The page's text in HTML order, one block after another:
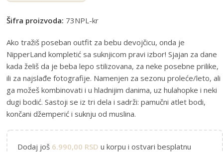
Šifra proizvoda: 73NPL-kr
Ako tražiš poseban outfit za bebu devojčicu, onda je
NipperLand kompletić sa suknjicom pravi izbor! Sjajan za dane
kada želiš da je beba lepo stilizovana, za neke posebne prilike,
ili za najslađe fotografije. Namenjen za sezonu proleće/leto, ali
ga možeš kombinovati i u hladnijim danima, uz hulahopke i neki
dugi bodić. Sastoji se iz tri dela i sadrži: pamučni atlet bodi,
končani džemperić i suknju od muslina.
Dodaj još 6.990,00 RSD u korpu i ostvari besplatnu